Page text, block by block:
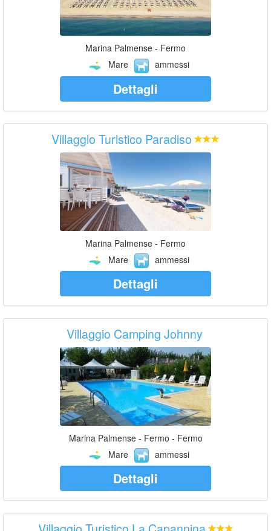
Marina Palmense - Fermo
Mare
ammessi
Dettagli
Villaggio Turistico Paradiso
Marina Palmense - Fermo
Mare
ammessi
Dettagli
Villaggio Camping Johnny
Marina Palmense - Fermo - Fermo
Mare
ammessi
Dettagli